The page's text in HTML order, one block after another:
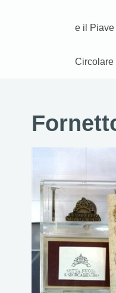
e il Piave
Circolare